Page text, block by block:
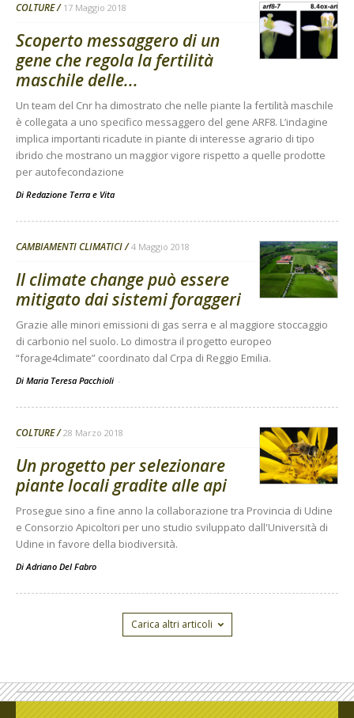
COLTURE 17 Maggio 2018
Scoperto messaggero di un
gene che regola la fertilità
maschile delle...
Un team del Cnr ha dimostrato che nelle piante la fertilità maschile
è collegata a uno specifico messaggero del gene ARF8. L’indagine
implica importanti ricadute in piante di interesse agrario di tipo
ibrido che mostrano un maggior vigore rispetto a quelle prodotte
per autofecondazione
Di Redazione Terra e Vita
CAMBIAMENTI CLIMATICI 4 Maggio 2018
Il climate change può essere
mitigato dai sistemi foraggeri
Grazie alle minori emissioni di gas serra e al maggiore stoccaggio
di carbonio nel suolo. Lo dimostra il progetto europeo
“forage4climate” coordinato dal Crpa di Reggio Emilia.
Di Maria Teresa Pacchioli -
COLTURE 28 Marzo 2018
Un progetto per selezionare
piante locali gradite alle api
Prosegue sino a fine anno la collaborazione tra Provincia di Udine
e Consorzio Apicoltori per uno studio sviluppato dall'Università di
Udine in favore della biodiversità.
DiAdriano Del Fabro
Carica altri articoli